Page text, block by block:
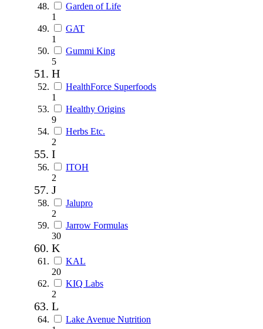
Garden of Life
1
GAT
1
Gummi King
5
H
HealthForce Superfoods
1
Healthy Origins
9
Herbs Etc.
2
I
ITOH
2
J
Jalupro
2
Jarrow Formulas
30
K
KAL
20
KIQ Labs
2
L
Lake Avenue Nutrition